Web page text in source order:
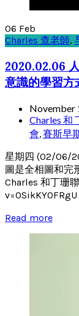
06 Feb
Charles 查老師,
2020.02.06
意識的學習方
November
Charles 和
會,賽斯早
星期四 (02/06/
圖是全相圖和完
Charles 和丁珊
Read more